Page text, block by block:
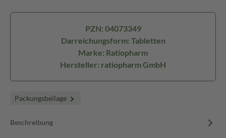
PZN: 04073349
Darreichungsform: Tabletten
Marke: Ratiopharm
Hersteller: ratiopharm GmbH
Packungsbeilage
Beschreibung